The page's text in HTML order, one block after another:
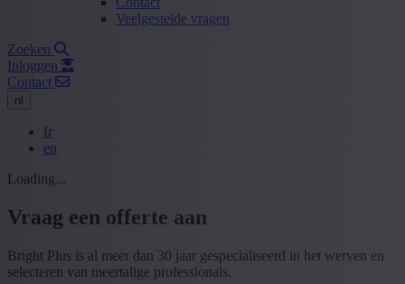
Veelgestelde vragen
Zoeken
Inloggen
Contact
nl
fr
en
Loading...
Vraag een offerte aan
Bright Plus is al meer dan 30 jaar gespecialiseerd in het werven en
selecteren van meertalige professionals.